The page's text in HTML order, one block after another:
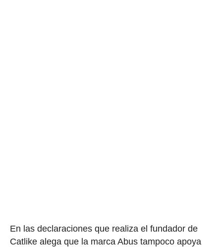
En las declaraciones que realiza el fundador de
Catlike alega que la marca Abus tampoco apoya